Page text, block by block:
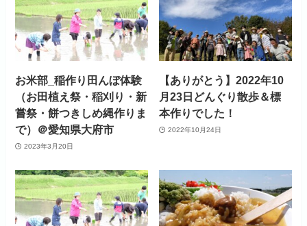
お米部_稲作り田んぼ体験
（お田植え祭・稲刈り・新
嘗祭・餅つきしめ縄作りま
で）＠愛知県大府市
2023年3月20日
【ありがとう】2022年10
月23日どんぐり散歩＆標
本作りでした！
2022年10月24日